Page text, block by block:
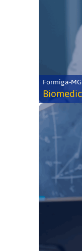
Formiga-